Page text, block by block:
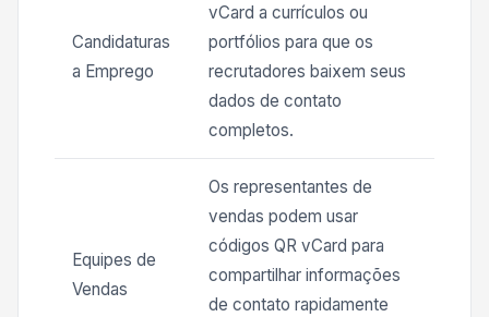
Candidaturas
a Emprego
vCard a currículos ou
portfólios para que os
recrutadores baixem seus
dados de contato
completos.
Equipes de
Vendas
Os representantes de
vendas podem usar
códigos QR vCard para
compartilhar informações
de contato rapidamente